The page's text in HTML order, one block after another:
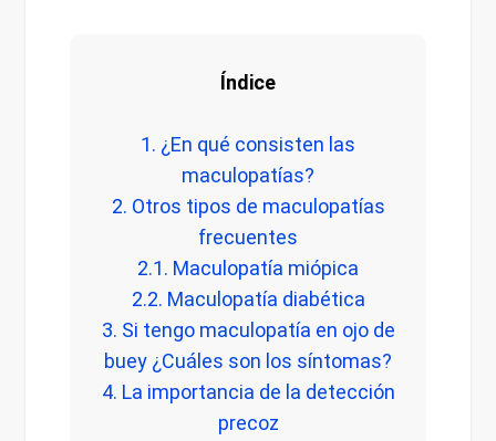
Índice
1. ¿En qué consisten las
maculopatías?
2. Otros tipos de maculopatías
frecuentes
2.1. Maculopatía miópica
2.2. Maculopatía diabética
3. Si tengo maculopatía en ojo de
buey ¿Cuáles son los síntomas?
4. La importancia de la detección
precoz